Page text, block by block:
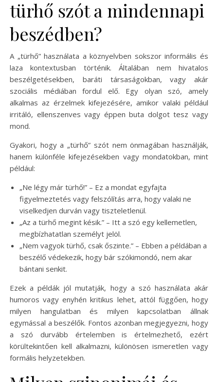
türhő szót a mindennapi
beszédben?
A „türhő” használata a köznyelvben sokszor informális és
laza kontextusban történik. Általában nem hivatalos
beszélgetésekben, baráti társaságokban, vagy akár
szociális médiában fordul elő. Egy olyan szó, amely
alkalmas az érzelmek kifejezésére, amikor valaki például
irritáló, ellenszenves vagy éppen buta dolgot tesz vagy
mond.
Gyakori, hogy a „türhő” szót nem önmagában használják,
hanem különféle kifejezésekben vagy mondatokban, mint
például:
„Ne légy már türhő!” – Ez a mondat egyfajta
figyelmeztetés vagy felszólítás arra, hogy valaki ne
viselkedjen durván vagy tiszteletlenül.
„Az a türhő megint késik.” – Itt a szó egy kellemetlen,
megbízhatatlan személyt jelöl.
„Nem vagyok türhő, csak őszinte.” – Ebben a példában a
beszélő védekezik, hogy bár szókimondó, nem akar
bántani senkit.
Ezek a példák jól mutatják, hogy a szó használata akár
humoros vagy enyhén kritikus lehet, attól függően, hogy
milyen hangulatban és milyen kapcsolatban állnak
egymással a beszélők. Fontos azonban megjegyezni, hogy
a szó durvább értelemben is értelmezhető, ezért
körültekintően kell alkalmazni, különösen ismeretlen vagy
formális helyzetekben.